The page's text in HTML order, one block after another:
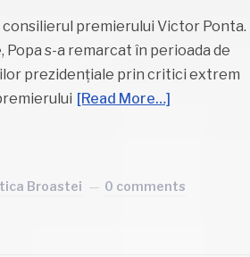
consilierul premierului Victor Ponta.
s-a remarcat în perioada de
prezidențiale prin critici extrem
[Read More…]
Broastei 0 comments